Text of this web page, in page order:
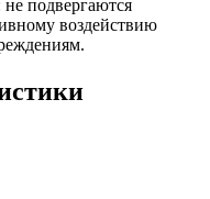
не подвергаются
воздействию